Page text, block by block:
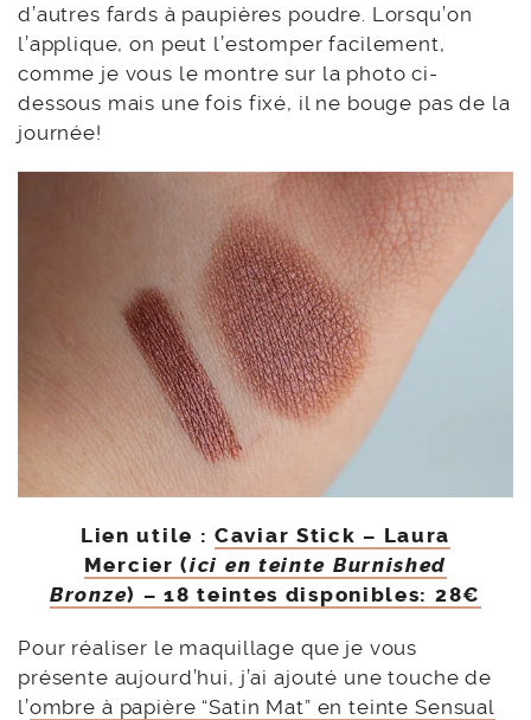
d’autres fards à paupières poudre. Lorsqu’on
l’applique, on peut l’estomper facilement,
comme je vous le montre sur la photo ci-
dessous mais une fois fixé, il ne bouge pas de la
journée!
Lien utile : Caviar Stick – Laura
Mercier (ici en teinte Burnished
Bronze) – 18 teintes disponibles: 28€
Pour réaliser le maquillage que je vous
présente aujourd’hui, j’ai ajouté une touche de
l’ombre à papière “Satin Mat” en teinte Sensual